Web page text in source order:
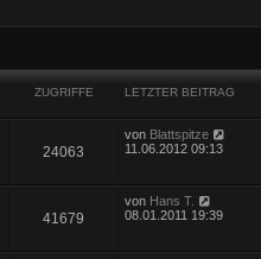
ZUGRIFFE LETZTER BEITRAG
24063
von Blattspitze
11.06.2012 09:13
41679
von Hans T.
08.01.2011 19:39